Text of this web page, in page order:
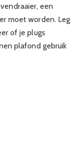
een
moet worden. Leg
of je plugs
plafond gebruik